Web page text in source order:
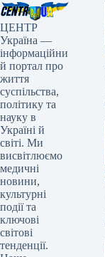
ЦЕНТР
Україна —
інформаційни
й портал про
життя
суспільства,
політику та
науку в
Україні й
світі. Ми
висвітлюємо
медичні
новини,
культурні
події та
ключові
світові
тенденції.